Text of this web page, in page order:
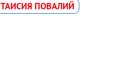
ТАИСИЯ ПОВАЛИЙ